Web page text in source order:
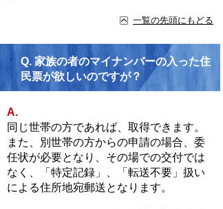
一覧の先頭にもどる
Q. 家族の者のマイナンバーの入った住
民票が欲しいのですが？
A.
同じ世帯の方であれば、取得できます。
また、別世帯の方からの申請の場合、委
任状が必要となり、その場での交付では
なく、「特定記録」、「転送不要」扱い
による住所地宛郵送となります。